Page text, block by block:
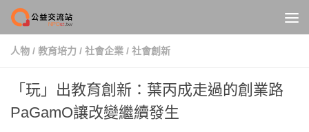
Skip to content
人物 / 教育培力 / 社會企業 / 社會創新
「玩」出教育創新：葉丙成走過的創業路
PaGamO讓改變繼續發生